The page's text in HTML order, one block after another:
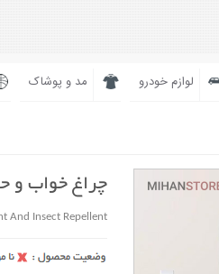
لوازم خودرو مد و پوشاک
چراغ خواب و
And Insect Repellent